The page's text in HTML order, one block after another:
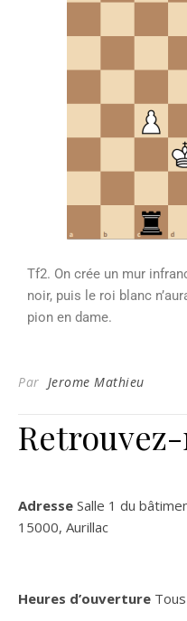
Tf2. On crée un mur
noir, puis le roi blanc
pion en dame.
Par Jerome Mathieu
Adresse Salle 1 du
15000, Aurillac
Heures d’ouverture